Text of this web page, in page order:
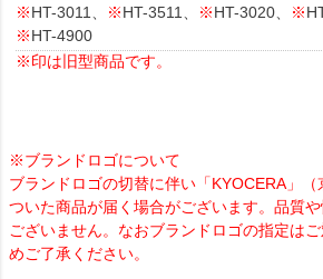
※HT-3011、 ※HT-3511、 ※HT-3020、 ※
※HT-4900
※印は旧型商品です。
※ブランドロゴについて
ブランドロゴの切替に伴い「KYOCERA」
ついた商品が届く場合がございます。品質
ございません。なおブランドロゴの指定は
めご了承ください。